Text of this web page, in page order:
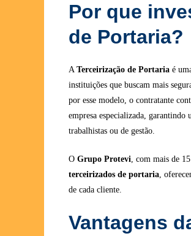
Por que
de Portaria?
A Terceirização de Portaria é
instituições que buscam mais
por esse modelo, o contratante
empresa especializada, garantindo
trabalhistas ou de gestão.
O Grupo Protevi, com mais de
terceirizados de portaria,
de cada cliente.
Vantagens